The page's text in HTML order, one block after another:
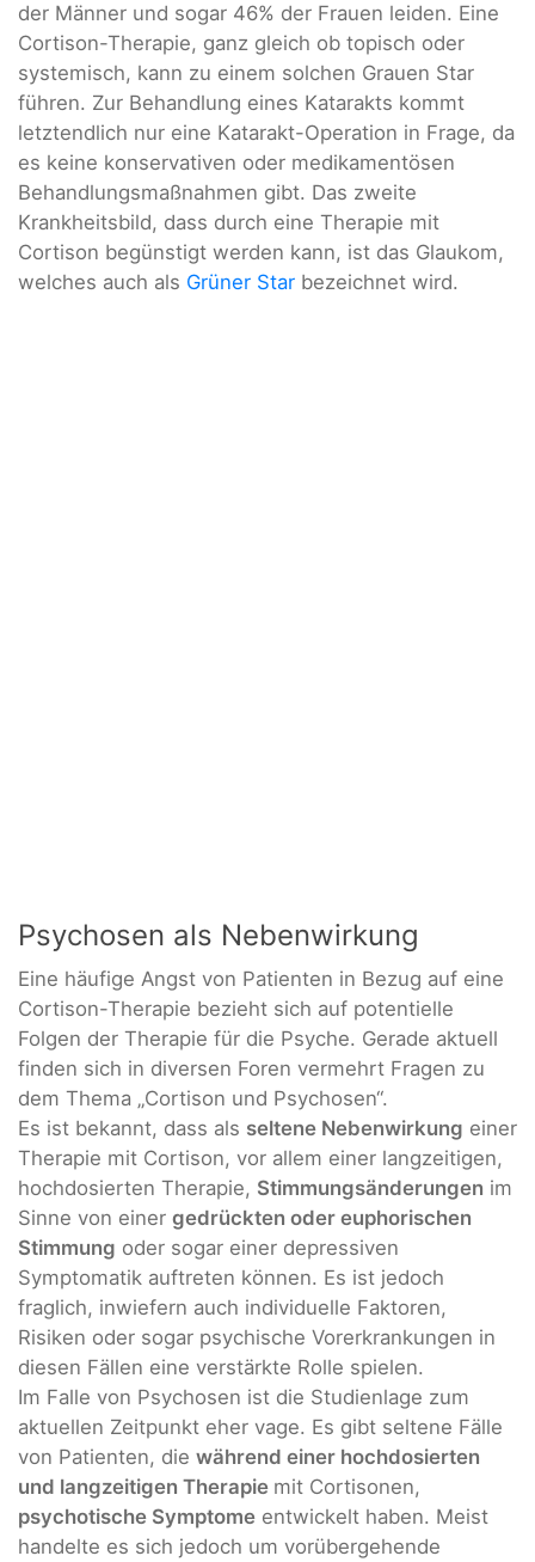
der Männer und sogar 46% der Frauen leiden. Eine
Cortison-Therapie, ganz gleich ob topisch oder
systemisch, kann zu einem solchen Grauen Star
führen. Zur Behandlung eines Katarakts kommt
letztendlich nur eine Katarakt-Operation in Frage, da
es keine konservativen oder medikamentösen
Behandlungsmaßnahmen gibt. Das zweite
Krankheitsbild, dass durch eine Therapie mit
Cortison begünstigt werden kann, ist das Glaukom,
welches auch als Grüner Star bezeichnet wird.
Psychosen als Nebenwirkung
Eine häufige Angst von Patienten in Bezug auf eine
Cortison-Therapie bezieht sich auf potentielle
Folgen der Therapie für die Psyche. Gerade aktuell
finden sich in diversen Foren vermehrt Fragen zu
dem Thema „Cortison und Psychosen“.
Es ist bekannt, dass als seltene Nebenwirkung einer
Therapie mit Cortison, vor allem einer langzeitigen,
hochdosierten Therapie, Stimmungsänderungen im
Sinne von einer gedrückten oder euphorischen
Stimmung oder sogar einer depressiven
Symptomatik auftreten können. Es ist jedoch
fraglich, inwiefern auch individuelle Faktoren,
Risiken oder sogar psychische Vorerkrankungen in
diesen Fällen eine verstärkte Rolle spielen.
Im Falle von Psychosen ist die Studienlage zum
aktuellen Zeitpunkt eher vage. Es gibt seltene Fälle
von Patienten, die während einer hochdosierten
und langzeitigen Therapie mit Cortisonen,
psychotische Symptome entwickelt haben. Meist
handelte es sich jedoch um vorübergehende